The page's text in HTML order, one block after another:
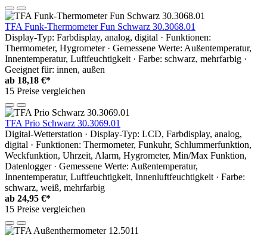
TFA Funk-Thermometer Fun Schwarz 30.3068.01
Display-Typ: Farbdisplay, analog, digital · Funktionen:
Thermometer, Hygrometer · Gemessene Werte: Außentemperatur,
Innentemperatur, Luftfeuchtigkeit · Farbe: schwarz, mehrfarbig ·
Geeignet für: innen, außen
ab 18,18 €*
15 Preise vergleichen
TFA Prio Schwarz 30.3069.01
Digital-Wetterstation · Display-Typ: LCD, Farbdisplay, analog,
digital · Funktionen: Thermometer, Funkuhr, Schlummerfunktion,
Weckfunktion, Uhrzeit, Alarm, Hygrometer, Min/Max Funktion,
Datenlogger · Gemessene Werte: Außentemperatur,
Innentemperatur, Luftfeuchtigkeit, Innenluftfeuchtigkeit · Farbe:
schwarz, weiß, mehrfarbig
ab 24,95 €*
15 Preise vergleichen